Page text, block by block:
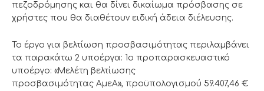
πεζοδρόμησης και θα δίνει δικαίωμα πρόσβασης σε
χρήστες που θα διαθέτουν ειδική άδεια διέλευσης.
Το έργο για βελτίωση προσβασιμότητας περιλαμβάνει
τα παρακάτω 2 υποέργα: 1ο προπαρασκευαστικό
υποέργο: «Μελέτη βελτίωσης
προσβασιμότητας ΑμεΑ», προϋπολογισμού 59.407,46 €